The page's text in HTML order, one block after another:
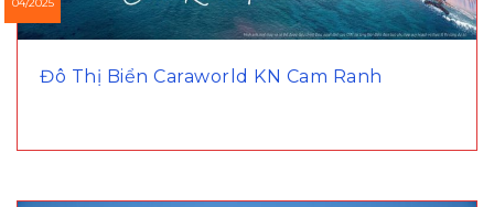
04/2025
Đô Thị Biển Caraworld KN Cam Ranh